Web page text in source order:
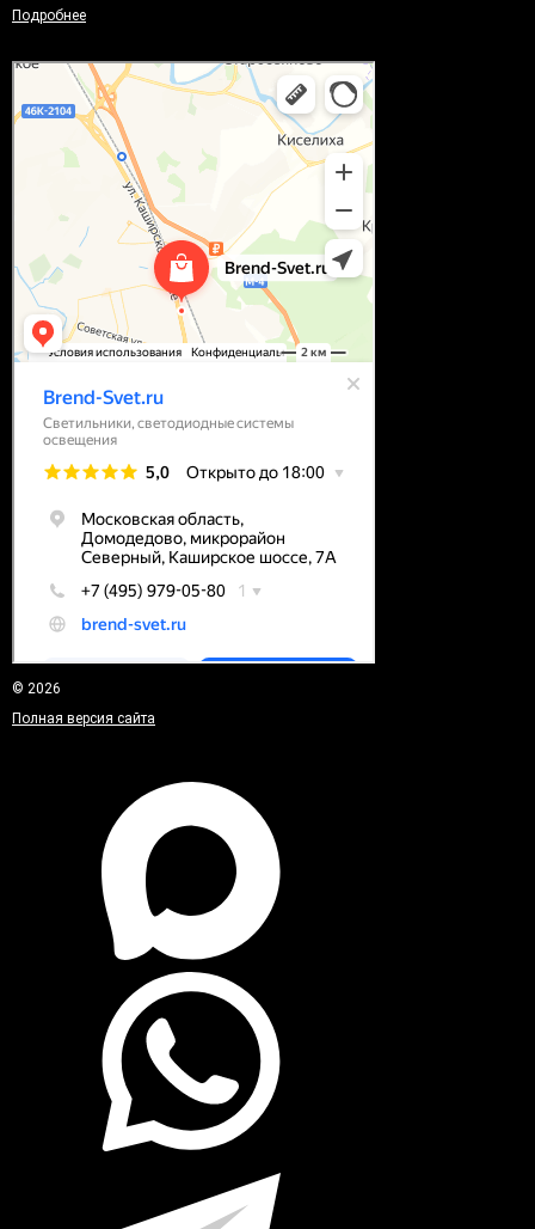
Подробнее
© 2026
Полная версия сайта